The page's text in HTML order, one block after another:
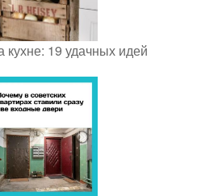
кухне: 19 удачных идей